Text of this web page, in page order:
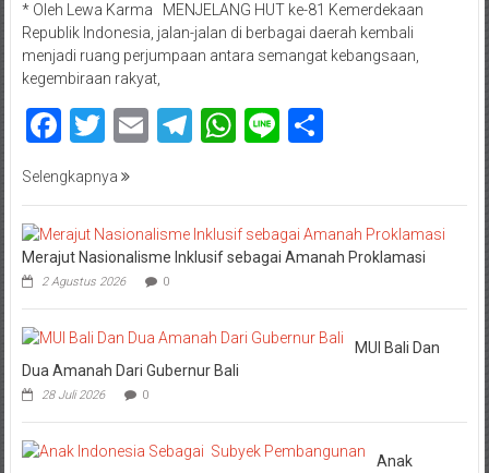
* Oleh Lewa Karma MENJELANG HUT ke-81 Kemerdekaan
Republik Indonesia, jalan-jalan di berbagai daerah kembali
menjadi ruang perjumpaan antara semangat kebangsaan,
kegembiraan rakyat,
Facebook
Twitter
EmailTelegram
WhatsApp
LineShare
Selengkapnya
Merajut Nasionalisme Inklusif sebagai Amanah Proklamasi
2 Agustus 2026 0
MUI Bali Dan
Dua Amanah Dari Gubernur Bali
28 Juli 2026 0
Anak